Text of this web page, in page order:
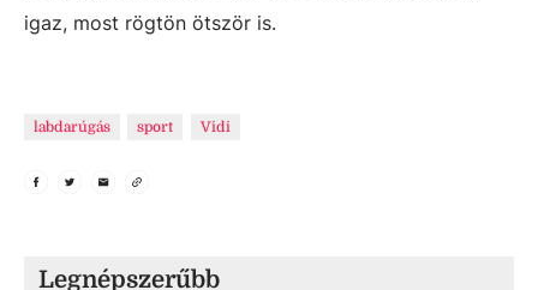
igaz, most rögtön ötször is.
labdarúgás sport Vidi
Legnépszerűbb